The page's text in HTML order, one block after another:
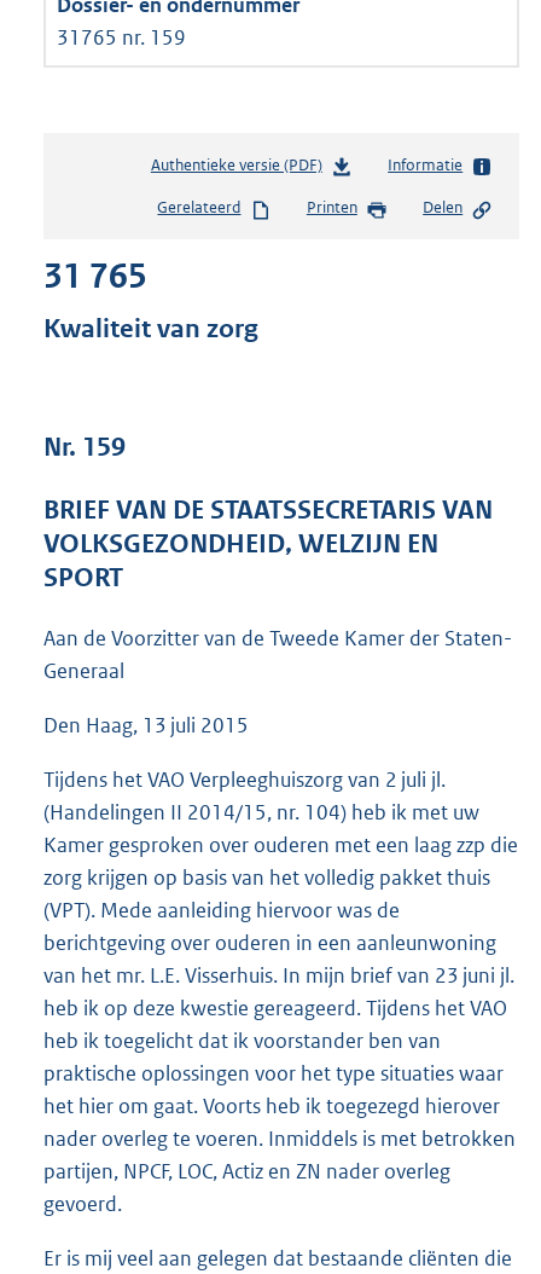
31765 nr. 159
Authentieke versie (PDF)b
s
e
:
b
Informatie
Gerelateerd Printen Delen
31 765
Kwaliteit van zorg
Nr. 159
BRIEF VAN DE STAATSSECRETARIS VAN
VOLKSGEZONDHEID, WELZIJN EN
SPORT
Aan de Voorzitter van de Tweede Kamer der Staten-
Generaal
Den Haag, 13 juli 2015
Tijdens het VAO Verpleeghuiszorg van 2 juli jl.
(Handelingen II 2014/15, nr. 104) heb ik met uw
Kamer gesproken over ouderen met een laag zzp die
zorg krijgen op basis van het volledig pakket thuis
(VPT). Mede aanleiding hiervoor was de
berichtgeving over ouderen in een aanleunwoning
van het mr. L.E. Visserhuis. In mijn brief van 23 juni jl.
heb ik op deze kwestie gereageerd. Tijdens het VAO
heb ik toegelicht dat ik voorstander ben van
praktische oplossingen voor het type situaties waar
het hier om gaat. Voorts heb ik toegezegd hierover
nader overleg te voeren. Inmiddels is met betrokken
partijen, NPCF, LOC, Actiz en ZN nader overleg
gevoerd.
Er is mij veel aan gelegen dat bestaande cliënten die